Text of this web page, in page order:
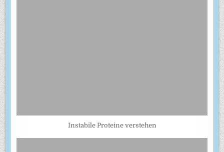
Instabile Proteine verstehen